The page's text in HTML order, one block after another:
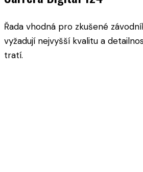
Řada vhodná pro zkušené
vyžadují nejvyšší kvalitu a
tratí.